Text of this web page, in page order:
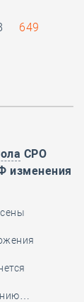
649
СРО
изменения